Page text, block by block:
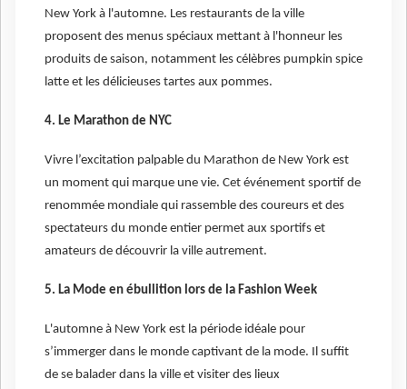
New York à l'automne. Les restaurants de la ville
proposent des menus spéciaux mettant à l'honneur les
produits de saison, notamment les célèbres pumpkin spice
latte et les délicieuses tartes aux pommes.
4. Le Marathon de NYC
Vivre l’excitation palpable du Marathon de New York est
un moment qui marque une vie. Cet événement sportif de
renommée mondiale qui rassemble des coureurs et des
spectateurs du monde entier permet aux sportifs et
amateurs de découvrir la ville autrement.
5. La Mode en ébullition lors de la Fashion Week
L'automne à New York est la période idéale pour
s’immerger dans le monde captivant de la mode. Il suffit
de se balader dans la ville et visiter des lieux